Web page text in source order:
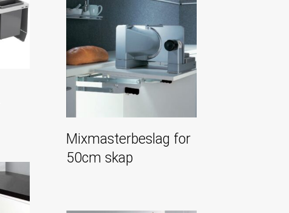
Mixmasterbeslag for
50cm skap